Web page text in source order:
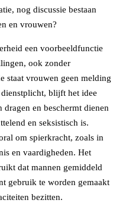
nog discussie bestaan
en vrouwen?
een voorbeeldfunctie
ook zonder
staat vrouwen geen melding
blijft het idee
en beschermt dienen
en seksistisch is.
om spierkracht, zoals in
en vaardigheden. Het
dat mannen gemiddeld
gebruik te worden gemaakt
bezitten.